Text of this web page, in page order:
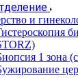
и
1 зона